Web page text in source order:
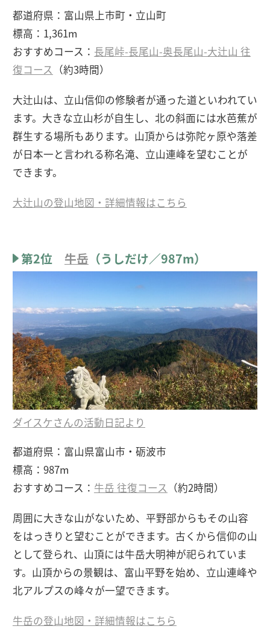
都道府県：富山県上市町・立山町
標高：1,361m
おすすめコース： 長尾峠-長尾山-奥長尾山-大辻山 往
復コース （約3時間）
大辻山は、立山信仰の修験者が通った道といわれてい
ます。大きな立山杉が自生し、北の斜面には水芭蕉が
群生する場所もあります。山頂からは弥陀ヶ原や落差
が日本一と言われる称名滝、立山連峰を望むことが
できます。
大辻山の登山地図・詳細情報はこちら
第2位 牛岳 （うしだけ／987m）
ダイスケさんの活動日記より
都道府県：富山県富山市・砺波市
標高：987m
おすすめコース： 牛岳 往復コース （約2時間）
周囲に大きな山がないため、平野部からもその山容
をはっきりと望むことができます。古くから信仰の山
として登られ、山頂には牛岳大明神が祀られていま
す。山頂からの景観は、富山平野を始め、立山連峰や
北アルプスの峰々が一望できます。
牛岳の登山地図・詳細情報はこちら